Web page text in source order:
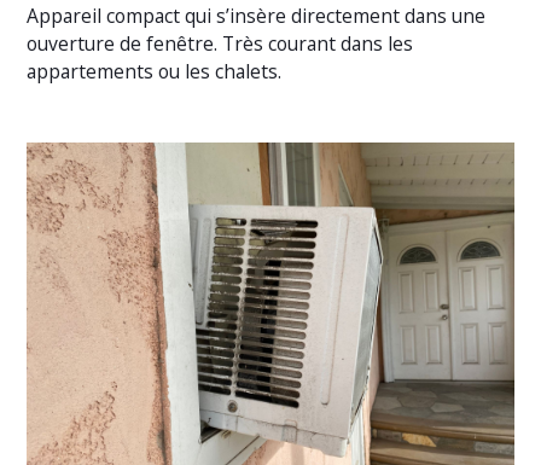
Appareil compact qui s’insère directement dans une
ouverture de fenêtre. Très courant dans les
appartements ou les chalets.